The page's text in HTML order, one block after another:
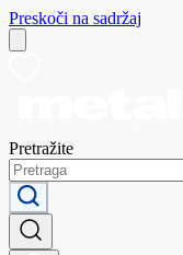
Preskoči na sadržaj
Pretražite